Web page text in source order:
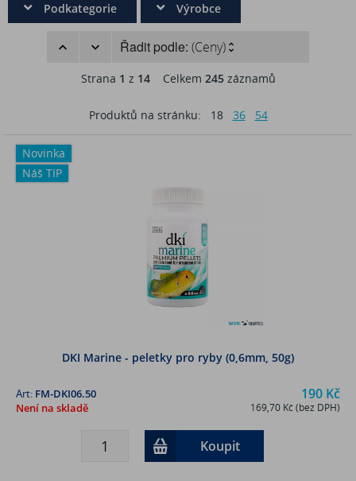
Podkategorie Výrobce
Řadit podle: (Ceny)
Strana 1 z 14Celkem 245záznamů
Produktů na stránku: 18 36 54
Novinka
Náš TIP
DKI Marine - peletky pro ryby (0,6mm, 50g)
190 Kč
169,70 Kč (bez DPH)
Art: FM-DKI06.50
Není na skladě
Koupit